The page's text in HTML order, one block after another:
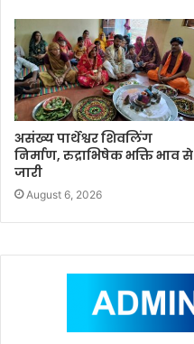
असंख्य पार्थेश्वर शिवलिंग
निर्माण, रुद्राभिषेक भक्ति भाव से
जारी
August 6, 2026